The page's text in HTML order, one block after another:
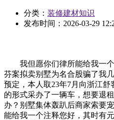
分类： 装修建材知识
发布时间： 2026-03-29
我但愿你们律所能给我一个
芬案拟卖别墅为名合股骗了我
预定，本人取23年7月向浙江
的形式采办了一辆车，想要退
办？别墅集体轰趴后商家索要
能给我一个注释您好，其时有